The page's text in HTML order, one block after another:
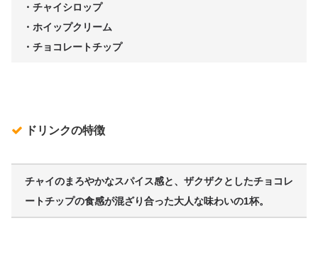
・チャイシロップ
・ホイップクリーム
・チョコレートチップ
ドリンクの特徴
チャイのまろやかなスパイス感と、ザクザクとしたチョコレ
ートチップの食感が混ざり合った大人な味わいの1杯。